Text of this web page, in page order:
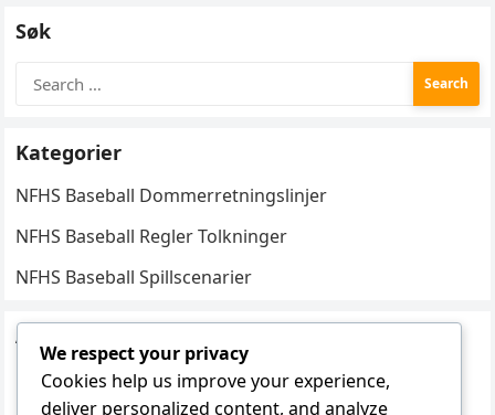
Søk
for:
Kategorier
NFHS Baseball Dommerretningslinjer
NFHS Baseball Regler Tolkninger
NFHS Baseball Spillscenarier
Arkiv
February 2026
We respect your privacy
Cookies help us improve your experience,
deliver personalized content, and analyze